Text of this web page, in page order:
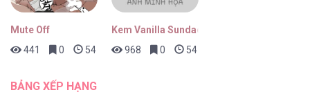
Mute Off
441
0 54 phút trước
Kem Vanilla Sundae
968
0 54 phút trước
BẢNG XẾP HẠNG